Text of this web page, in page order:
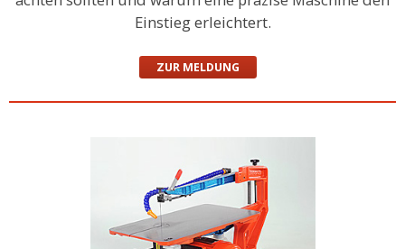
Einstieg erleichtert.
ZUR MELDUNG